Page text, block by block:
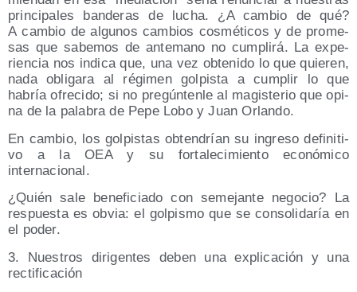
prin­ci­pa­les ban­de­ras de lucha. ¿A cam­bio de qué?
A cam­bio de algu­nos cam­bios cos­mé­ti­cos y de pro­me­
sas que sabe­mos de ante­mano no cum­pli­rá. La expe­
rien­cia nos indi­ca que, una vez obte­ni­do lo que quie­ren,
nada obli­ga­ra al régi­men gol­pis­ta a cum­plir lo que
habría ofre­ci­do; si no pre­gún­ten­le al magis­te­rio que opi­
na de la pala­bra de Pepe Lobo y Juan Orlando.
En cam­bio, los gol­pis­tas obten­drían su ingre­so defi­ni­ti­
vo a la OEA y su for­ta­le­ci­mien­to eco­nó­mi­co
internacional.
¿Quién sale bene­fi­cia­do con seme­jan­te nego­cio? La
res­pues­ta es obvia: el gol­pis­mo que se con­so­li­da­ría en
el poder.
3. Nues­tros diri­gen­tes deben una expli­ca­ción y una
rectificación